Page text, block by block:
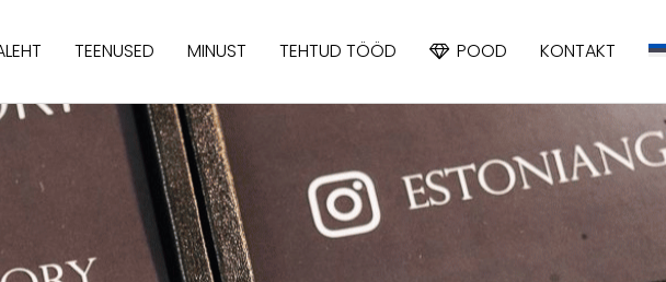
TEENUSED MINUST TEHTUD TÖÖD POOD
APATIIT DIOPSIID
KUNSIIT
PERIDOT E. OLIVIIN
KONTAKT